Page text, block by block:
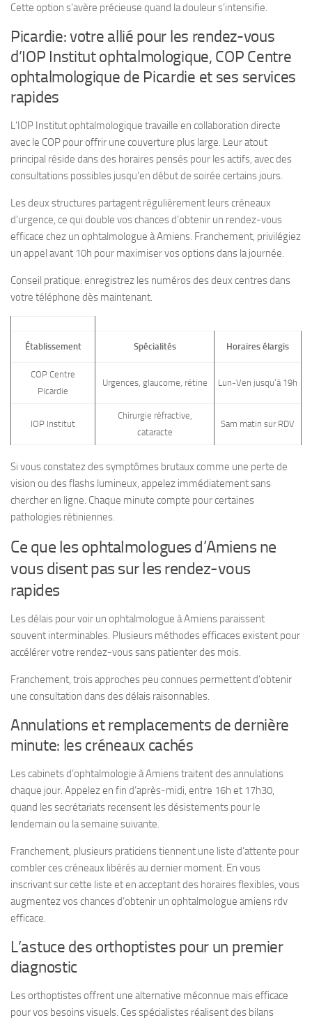
Cette option s’avère précieuse quand la douleur s’intensifie.
Picardie: votre allié pour les rendez-vous
d’IOP Institut ophtalmologique, COP Centre
ophtalmologique de Picardie et ses services
rapides
L’IOP Institut ophtalmologique travaille en collaboration directe
avec le COP pour offrir une couverture plus large. Leur atout
principal réside dans des horaires pensés pour les actifs, avec des
consultations possibles jusqu’en début de soirée certains jours.
Les deux structures partagent régulièrement leurs créneaux
d’urgence, ce qui double vos chances d’obtenir un rendez-vous
efficace chez un ophtalmologue à Amiens. Franchement, privilégiez
un appel avant 10h pour maximiser vos options dans la journée.
Conseil pratique: enregistrez les numéros des deux centres dans
votre téléphone dès maintenant.
Établissement Spécialités Horaires élargis
COP Centre
Picardie
Urgences, glaucome, rétine Lun-Ven jusqu’à 19h
IOP Institut
Chirurgie réfractive,
cataracte
Sam matin sur RDV
Si vous constatez des symptômes brutaux comme une perte de
vision ou des flashs lumineux, appelez immédiatement sans
chercher en ligne. Chaque minute compte pour certaines
pathologies rétiniennes.
Ce que les ophtalmologues d’Amiens ne
vous disent pas sur les rendez-vous
rapides
Les délais pour voir un ophtalmologue à Amiens paraissent
souvent interminables. Plusieurs méthodes efficaces existent pour
accélérer votre rendez-vous sans patienter des mois.
Franchement, trois approches peu connues permettent d’obtenir
une consultation dans des délais raisonnables.
Annulations et remplacements de dernière
minute: les créneaux cachés
Les cabinets d’ophtalmologie à Amiens traitent des annulations
chaque jour. Appelez en fin d’après-midi, entre 16h et 17h30,
quand les secrétariats recensent les désistements pour le
lendemain ou la semaine suivante.
Franchement, plusieurs praticiens tiennent une liste d’attente pour
combler ces créneaux libérés au dernier moment. En vous
inscrivant sur cette liste et en acceptant des horaires flexibles, vous
augmentez vos chances d’obtenir un ophtalmologue amiens rdv
efficace.
L’astuce des orthoptistes pour un premier
diagnostic
Les orthoptistes offrent une alternative méconnue mais efficace
pour vos besoins visuels. Ces spécialistes réalisent des bilans